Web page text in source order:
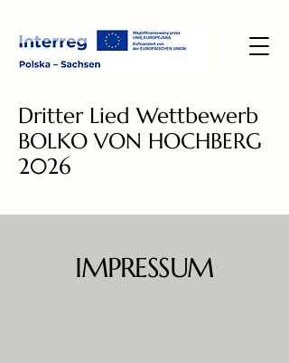
Dritter Lied Wettbewerb
BOLKO VON HOCHBERG
2026
IMPRESSUM